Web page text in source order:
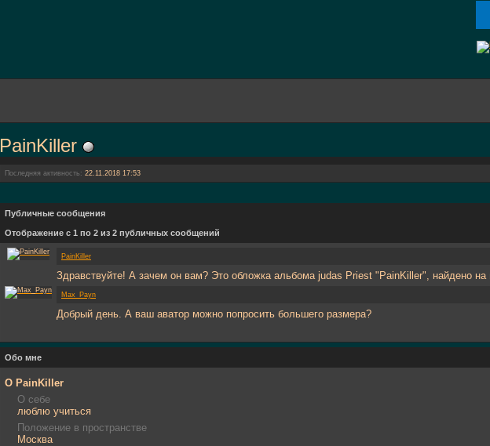
PainKiller
Последняя активность: 22.11.2018 17:53
Публичные сообщения
Отображение с 1 по 2 из 2 публичных сообщений
PainKiller
Здравствуйте! А зачем он вам? Это обложка альбома judas Priest "PainKiller", найдено
Max_Payn
Добрый день. А ваш аватор можно попросить большего размера?
Обо мне
О PainKiller
О себе
люблю учиться
Положение в пространстве
Москва